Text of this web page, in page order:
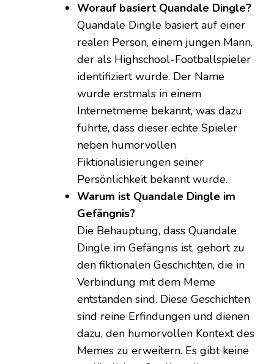
Worauf basiert Quandale Dingle?
Quandale Dingle basiert auf einer
realen Person, einem jungen Mann,
der als Highschool-Footballspieler
identifiziert wurde. Der Name
wurde erstmals in einem
Internetmeme bekannt, was dazu
führte, dass dieser echte Spieler
neben humorvollen
Fiktionalisierungen seiner
Persönlichkeit bekannt wurde.
Warum ist Quandale Dingle im
Gefängnis?
Die Behauptung, dass Quandale
Dingle im Gefängnis ist, gehört zu
den fiktionalen Geschichten, die in
Verbindung mit dem Meme
entstanden sind. Diese Geschichten
sind reine Erfindungen und dienen
dazu, den humorvollen Kontext des
Memes zu erweitern. Es gibt keine